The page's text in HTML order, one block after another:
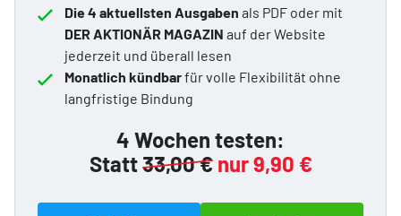
Die 4 aktuellsten Ausgaben als PDF oder mit
DER AKTIONÄR MAGAZIN auf der Website
jederzeit und überall lesen
Monatlich kündbarfür volle Flexibilität ohne
langfristige Bindung
4 Wochen testen:
Statt33,00 € nur 9,90 €